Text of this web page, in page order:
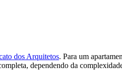
dos Arquitetos. Para um
dependendo da